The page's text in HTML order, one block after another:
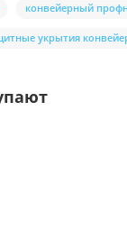
конвейерный
укрытия